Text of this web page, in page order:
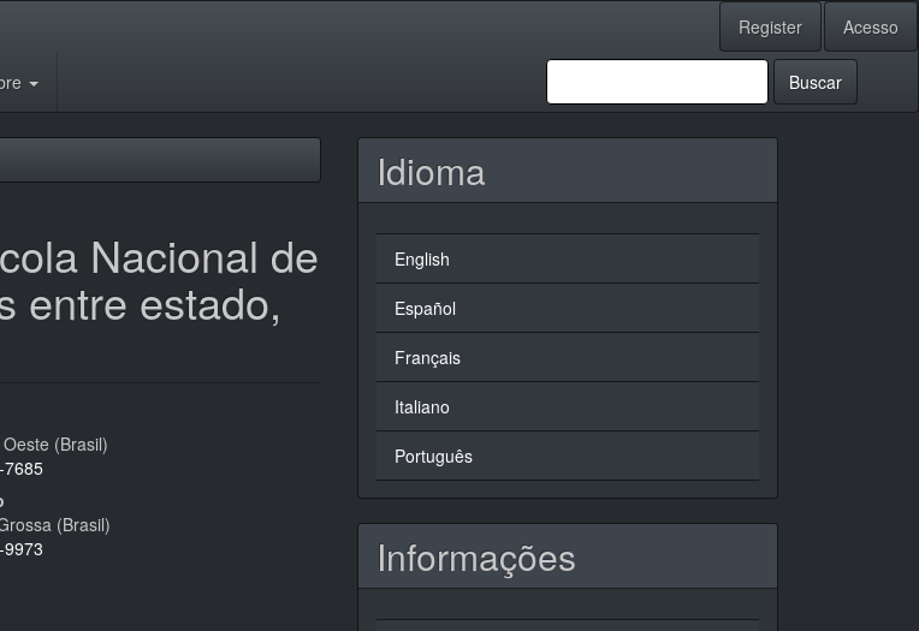
Register Acesso
Buscar
Nacional de
entre estado,
(Brasil)
7685
(Brasil)
Idioma
English
Español
Français
Italiano
Português
Informações